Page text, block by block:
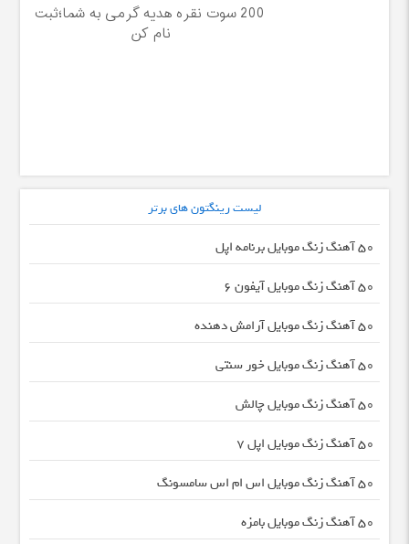
200 سوت نقره هدیه گرمی به شما؛ثبت
نام کن
لیست رینگتون های برتر
50 آهنگ زنگ موبایل برنامه اپل
50 آهنگ زنگ موبایل آیفون 6
50 آهنگ زنگ موبایل آرامش دهنده
50 آهنگ زنگ موبایل خور سنتی
50 آهنگ زنگ موبایل چالش
50 آهنگ زنگ موبایل اپل 7
50 آهنگ زنگ موبایل اس ام اس سامسونگ
50 آهنگ زنگ موبایل بامزه